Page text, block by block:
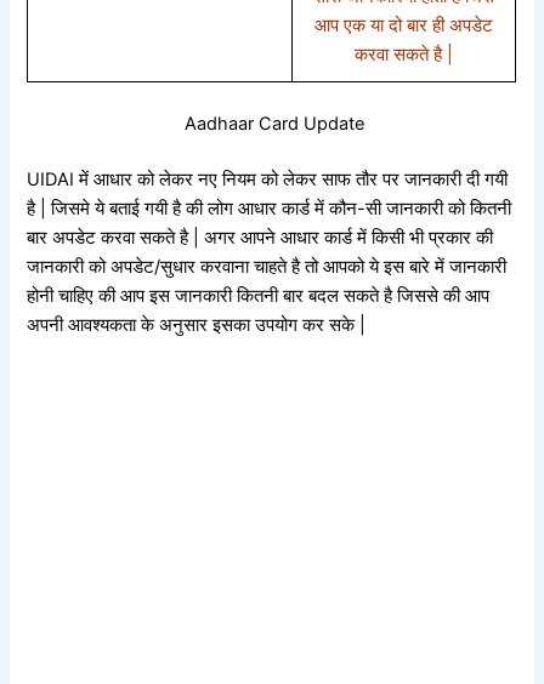
आप एक या दो बार ही अपडेट
करवा सकते है |
Aadhaar Card Update
UIDAI में आधार को लेकर नए नियम को लेकर साफ तौर पर जानकारी दी गयी
है | जिसमे ये बताई गयी है की लोग आधार कार्ड में कौन-सी जानकारी को कितनी
बार अपडेट करवा सकते है | अगर आपने आधार कार्ड में किसी भी प्रकार की
जानकारी को अपडेट/सुधार करवाना चाहते है तो आपको ये इस बारे में जानकारी
होनी चाहिए की आप इस जानकारी कितनी बार बदल सकते है जिससे की आप
अपनी आवश्यकता के अनुसार इसका उपयोग कर सके |